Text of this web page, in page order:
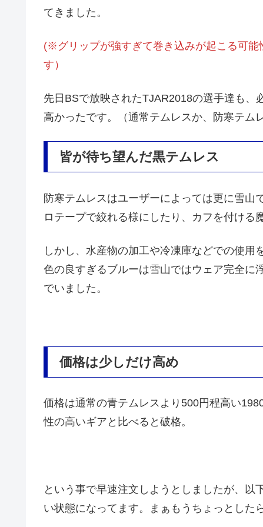
てきました。
(※グリップが強すぎて巻き込みが起こる可
す）
先日BSで放映されたTJAR2018の選手達も
高かったです。（通常テムレスか、防寒テム
皆が待ち望んだ黒テムレス
防寒テムレスはユーザーによっては更に雪山
ロテープで絞れる様にしたり、カフを付ける
しかし、水産物の加工や冷凍庫などでの使用
色の良すぎるブルーは雪山ではウェア完全に
でいました。
価格は少しだけ高め
価格は通常の青テムレスより500円程高い
性の高いギアと比べると破格。
という事で早速注文しようとしましたが、
い状態になってます。まぁもうちょっとした